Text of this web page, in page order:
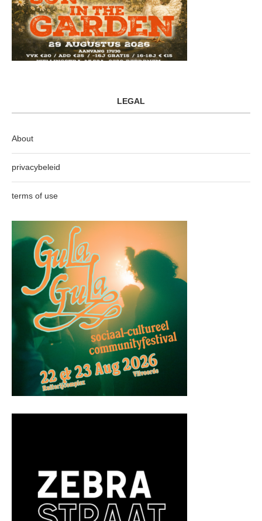
LEGAL
About
privacybeleid
terms of use